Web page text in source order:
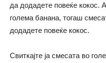
да додадете повеќе кокос.
голема банана, тогаш
додадете повеќе кокос.
Свиткајте ја смесата во